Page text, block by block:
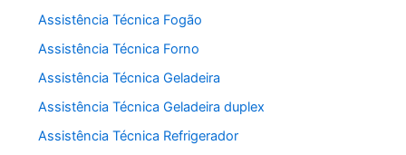
Assistência Técnica Fogão
Assistência Técnica Forno
Assistência Técnica Geladeira
Assistência Técnica Geladeira duplex
Assistência Técnica Refrigerador